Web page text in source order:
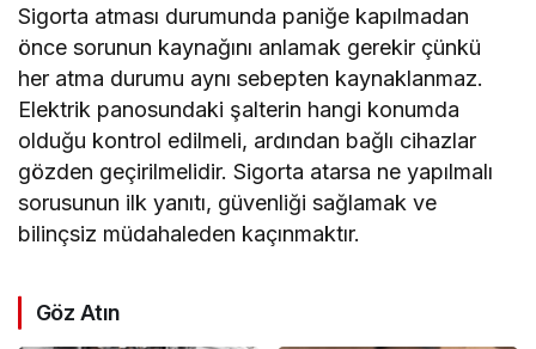
Sigorta atması durumunda paniğe kapılmadan
önce sorunun kaynağını anlamak gerekir çünkü
her atma durumu aynı sebepten kaynaklanmaz.
Elektrik panosundaki şalterin hangi konumda
olduğu kontrol edilmeli, ardından bağlı cihazlar
gözden geçirilmelidir. Sigorta atarsa ne yapılmalı
sorusunun ilk yanıtı, güvenliği sağlamak ve
bilinçsiz müdahaleden kaçınmaktır.
Göz Atın